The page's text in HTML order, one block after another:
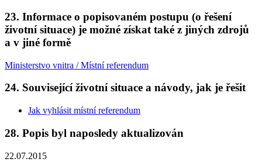
23. Informace o popisovaném postupu (o řešení
životní situace) je možné získat také z jiných zdrojů
a v jiné formě
Ministerstvo vnitra / Místní referendum
24. Související životní situace a návody, jak je řešit
Jak vyhlásit místní referendum
28. Popis byl naposledy aktualizován
22.07.2015